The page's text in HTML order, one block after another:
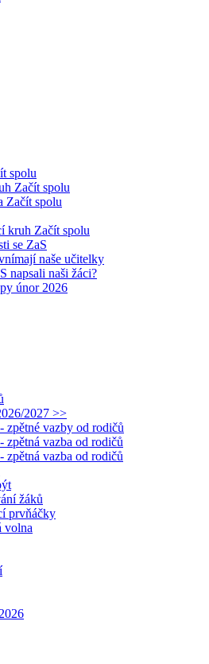
spolu
Začít spolu
Začít spolu
kruh Začít spolu
se ZaS
naše učitelky
napsali naši žáci?
únor 2026
2027 >>
zpětné vazby od rodičů
zpětná vazba od rodičů
zpětná vazba od rodičů
žáků
prvňáčky
volna